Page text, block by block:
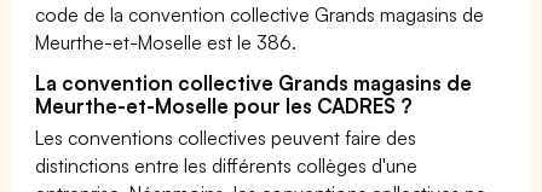
code de la convention collective Grands magasins de
Meurthe-et-Moselle est le 386.
La convention collective Grands magasins de
Meurthe-et-Moselle pour les CADRES ?
Les conventions collectives peuvent faire des
distinctions entre les différents collèges d'une